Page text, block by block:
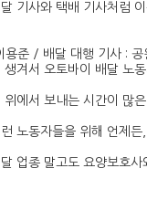
기사와 택배 기사처럼
용준 / 배달 대행 기사 :
생겨서 오토바이 배달 노
위에서 보내는 시간이 많
노동자들을 위해 언제
업종 말고도 요양보호